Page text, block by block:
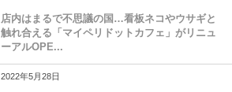
店内はまるで不思議の国…看板ネコやウサギと
触れ合える「マイペリドットカフェ」がリニュ
ーアルOPE...
2022年5月28日